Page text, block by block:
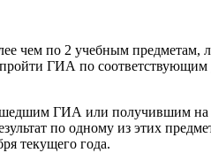
по 2 учебным предметам,
ГИА по
ГИА или получившим на
по одному из этих
текущего года.